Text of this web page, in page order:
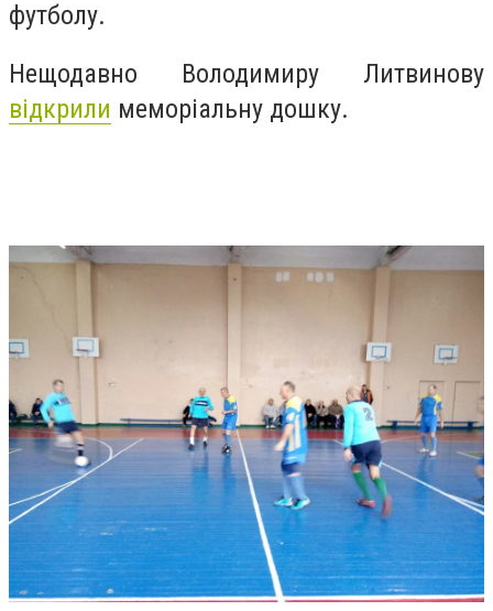
футболу.
Нещодавно Володимиру Литвинову
відкрили меморіальну дошку.